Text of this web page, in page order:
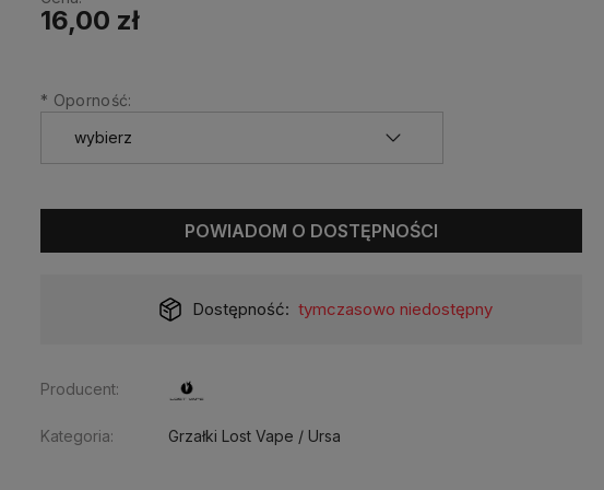
16,00 zł
* Oporność:
POWIADOM O DOSTĘPNOŚCI
Dostępność: tymczasowo niedostępny
Producent:
Kategoria: Grzałki Lost Vape / Ursa